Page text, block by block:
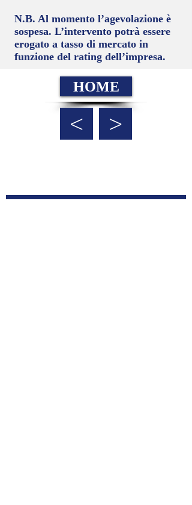
N.B. Al momento l’agevolazione è
sospesa. L’intervento potrà essere
erogato a tasso di mercato in
funzione del rating dell’impresa.
HOME
< >